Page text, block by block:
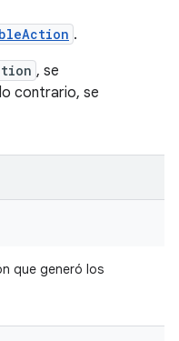
.
, se
contrario, se
que generó los